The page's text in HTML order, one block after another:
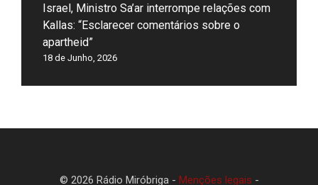
Israel, Ministro Sa’ar interrompe relações com
Kallas: “Esclarecer comentários sobre o
apartheid”
18 de Junho, 2026
© 2026 Rádio Miróbriga - Menções legais -